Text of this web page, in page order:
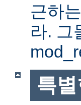
근하
라. 그
특